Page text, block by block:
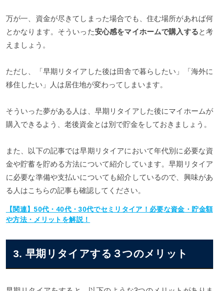
万が一、資金が尽きてしまった場合でも、住む場所があれば何
とかなります。そういった安心感をマイホームで購入すると考
えましょう。
ただし、「早期リタイアした後は田舎で暮らしたい」「海外に
移住したい」人は居住地が変わってしまいます。
そういった夢がある人は、早期リタイアした後にマイホームが
購入できるよう、老後資金とは別で貯金をしておきましょう。
また、以下の記事では早期リタイアにおいて年代別に必要な資
金や貯蓄を貯める方法について紹介しています。早期リタイア
に必要な準備や支払いについても紹介しているので、興味があ
る人はこちらの記事も確認してください。
【関連】50代・40代・30代でセミリタイア！必要な資金・貯金額
や方法・メリットを解説！
3. 早期リタイアする３つのメリット